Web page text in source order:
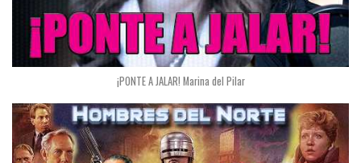
¡PONTE A JALAR! Marina del Pilar